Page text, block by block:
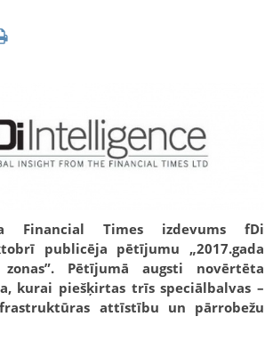
Financial Times izdevums fDi
publicēja pētījumu „2017.gada
Pētījumā augsti novērtēta
kurai piešķirtas trīs speciālbalvas –
attīstību un pārrobežu